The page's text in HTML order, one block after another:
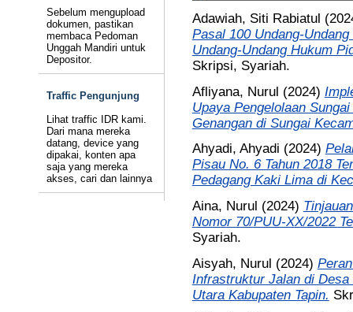
Sebelum mengupload
dokumen, pastikan
membaca Pedoman
Unggah Mandiri untuk
Depositor.
Traffic Pengunjung
Lihat traffic IDR kami.
Dari mana mereka
datang, device yang
dipakai, konten apa
saja yang mereka
akses, cari dan lainnya
Adawiah, Siti Rabiatul
Pasal 100 Undang-
Undang-Undang Hukum
Skripsi, Syariah.
Afliyana, Nurul (2024)
Upaya Pengelolaan
Genangan di Sungai
Ahyadi, Ahyadi (2024)
Pisau No. 6 Tahun 2018
Pedagang Kaki Lima di
Aina, Nurul (2024)
Nomor 70/PUU-XX/2022
Syariah.
Aisyah, Nurul (2024)
Infrastruktur Jalan di Desa
Utara Kabupaten Tapin.